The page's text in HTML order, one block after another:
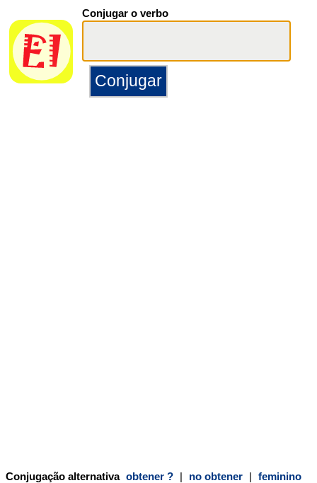
Conjugar o verbo
Conjugação alternativa obtener ? | no obtener | feminino